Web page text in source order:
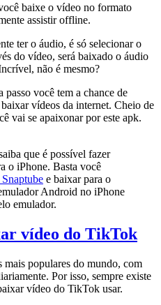
baixe o vídeo no formato
assistir offline.
ter o áudio, é só selecionar o
do vídeo, será baixado o áudio
não é mesmo?
passo você tem a chance de
vídeos da internet. Cheio de
vai se apaixonar por este apk.
que é possível fazer
o iPhone. Basta você
e baixar para o
Android no iPhone
emulador.
vídeo do TikTok
mais populares do mundo, com
Por isso, sempre existe
vídeo do TikTok usar.